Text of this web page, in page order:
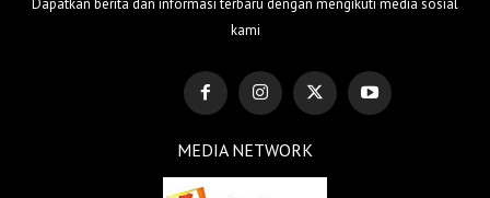
Dapatkan berita dan informasi terbaru dengan mengikuti media sosial
kami
MEDIA NETWORK